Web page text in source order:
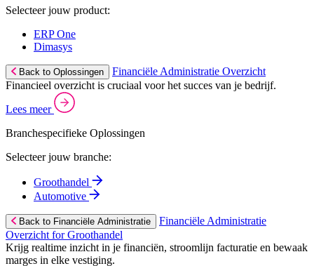
Selecteer jouw product:
ERP One
Dimasys
Back to Oplossingen
Financiële Administratie Overzicht
Financieel overzicht is cruciaal voor het succes van je bedrijf.
Lees meer
Branchespecifieke Oplossingen
Selecteer jouw branche:
Groothandel
Automotive
Back to Financiële Administratie
Financiële Administratie
Overzicht for Groothandel
Krijg realtime inzicht in je financiën, stroomlijn facturatie en bewaak
marges in elke vestiging.